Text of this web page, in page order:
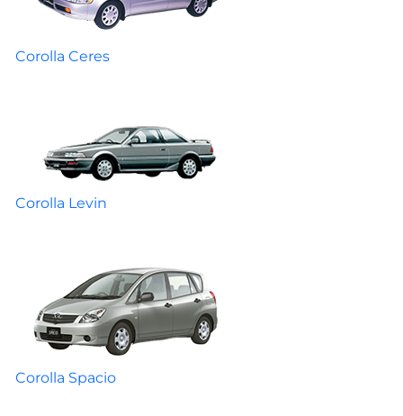
Corolla Ceres
Corolla Levin
Corolla Spacio